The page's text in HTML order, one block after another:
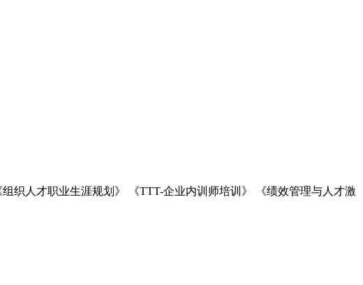
织人才职业生涯规划》 《TTT-企业内训师培训》 《绩效管理与人才激